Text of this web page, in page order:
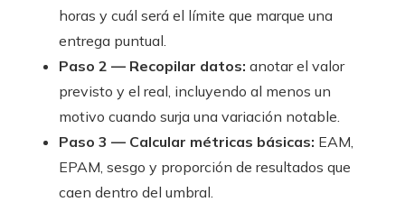
horas y cuál será el límite que marque una
entrega puntual.
Paso 2 — Recopilar datos: anotar el valor
previsto y el real, incluyendo al menos un
motivo cuando surja una variación notable.
Paso 3 — Calcular métricas básicas: EAM,
EPAM, sesgo y proporción de resultados que
caen dentro del umbral.